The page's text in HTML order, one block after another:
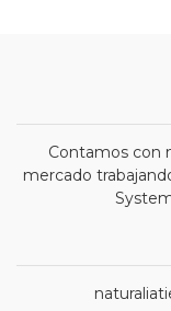
Contamos con
mercado